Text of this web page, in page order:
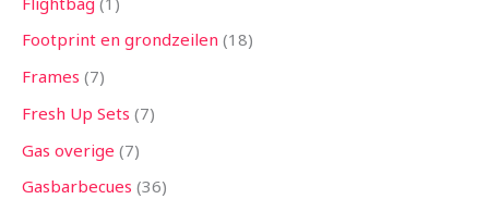
Footprint en grondzeilen 18
Frames 7
Fresh Up Sets 7
Gas overige 7
Gasbarbecues 36